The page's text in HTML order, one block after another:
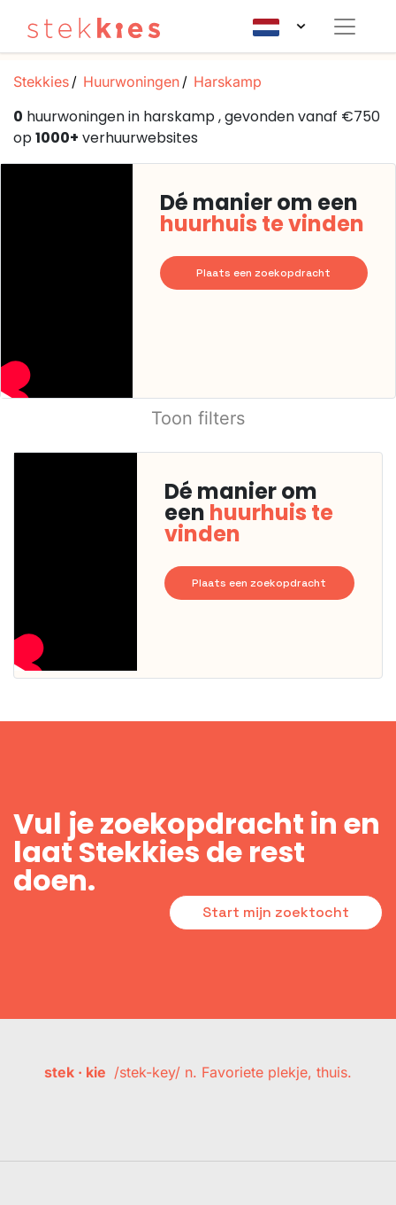
Stekkies Huurwoningen Harskamp
0 huurwoningen in harskamp , gevonden vanaf €750
op1000+ verhuurwebsites
Dé manier om een
huurhuis te vinden
Plaats een zoekopdracht
Toon filters
Dé manier om
een huurhuis te
vinden
Plaats een zoekopdracht
Vul je zoekopdracht in en
laat Stekkies de rest
doen.
Start mijn zoektocht
stek · kie /stek-key/ n. Favoriete plekje, thuis.